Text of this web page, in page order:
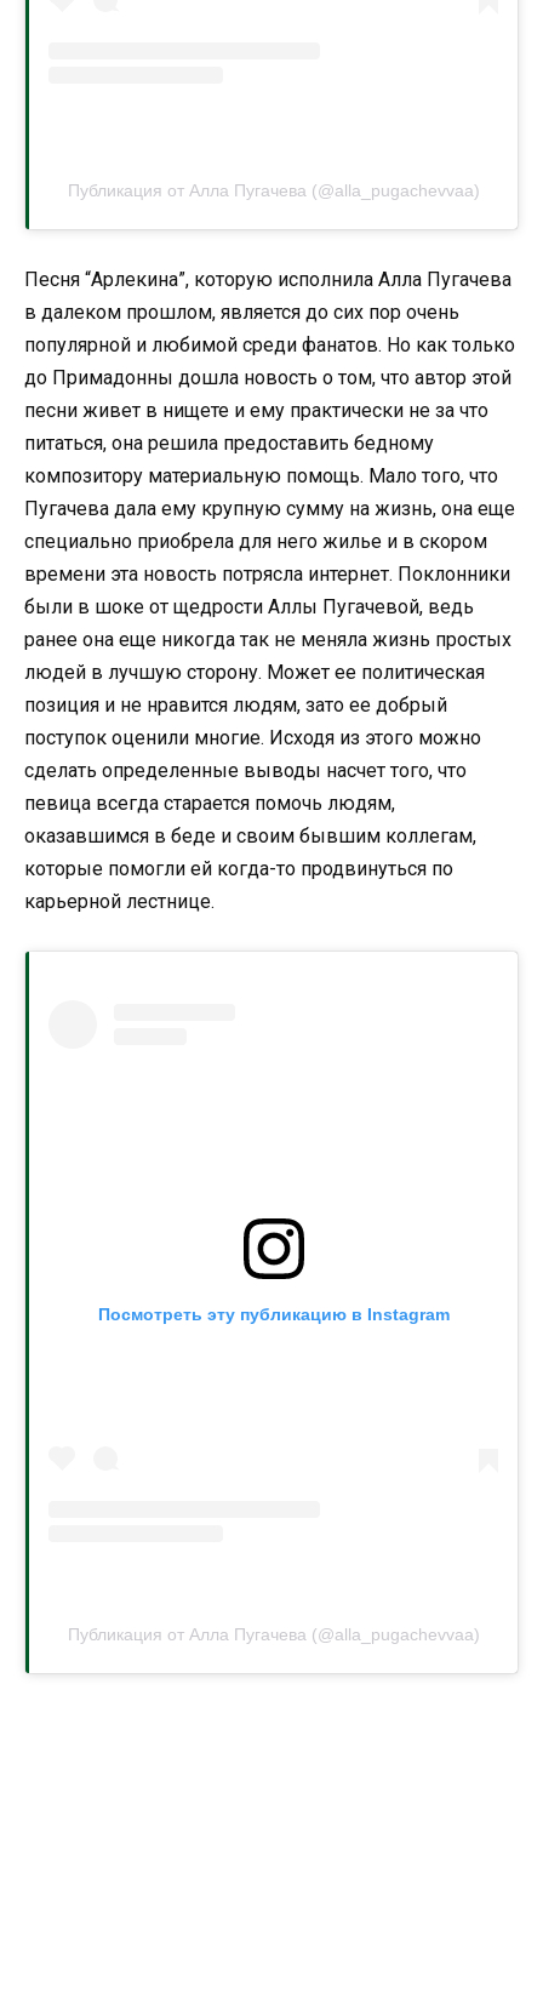
Публикация от Алла Пугачева (@alla_pugachevvaa)
Песня “Арлекина”, которую исполнила Алла Пугачева
в далеком прошлом, является до сих пор очень
популярной и любимой среди фанатов. Но как только
до Примадонны дошла новость о том, что автор этой
песни живет в нищете и ему практически не за что
питаться, она решила предоставить бедному
композитору материальную помощь. Мало того, что
Пугачева дала ему крупную сумму на жизнь, она еще
специально приобрела для него жилье и в скором
времени эта новость потрясла интернет. Поклонники
были в шоке от щедрости Аллы Пугачевой, ведь
ранее она еще никогда так не меняла жизнь простых
людей в лучшую сторону. Может ее политическая
позиция и не нравится людям, зато ее добрый
поступок оценили многие. Исходя из этого можно
сделать определенные выводы насчет того, что
певица всегда старается помочь людям,
оказавшимся в беде и своим бывшим коллегам,
которые помогли ей когда-то продвинуться по
карьерной лестнице.
Посмотреть эту публикацию в Instagram
Публикация от Алла Пугачева (@alla_pugachevvaa)